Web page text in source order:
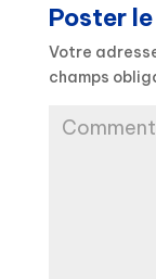
Poster
Votre
champs